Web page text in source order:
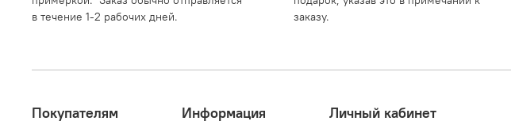
в течение 1-2 рабочих дней.
заказу.
Покупателям Информация Личный кабинет